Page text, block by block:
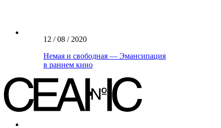
12 / 08 / 2020
Немая и свободная — Эмансипация
в раннем кино